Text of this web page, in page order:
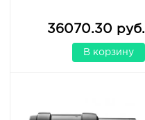
36070.30 руб.
В корзину